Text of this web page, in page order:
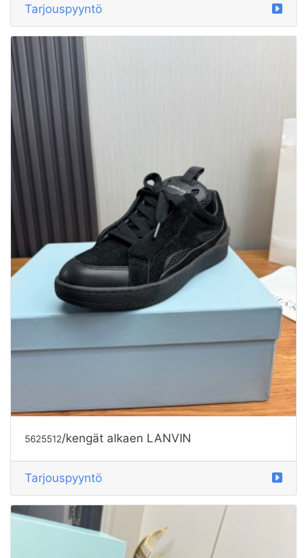
Tarjouspyyntö
5625512/kengät alkaen LANVIN
Tarjouspyyntö